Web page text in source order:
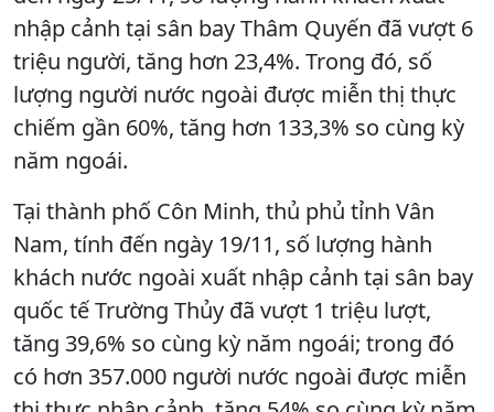
nhập cảnh tại sân bay Thâm Quyến đã vượt 6
triệu người, tăng hơn 23,4%. Trong đó, số
lượng người nước ngoài được miễn thị thực
chiếm gần 60%, tăng hơn 133,3% so cùng kỳ
năm ngoái.
Tại thành phố Côn Minh, thủ phủ tỉnh Vân
Nam, tính đến ngày 19/11, số lượng hành
khách nước ngoài xuất nhập cảnh tại sân bay
quốc tế Trường Thủy đã vượt 1 triệu lượt,
tăng 39,6% so cùng kỳ năm ngoái; trong đó
có hơn 357.000 người nước ngoài được miễn